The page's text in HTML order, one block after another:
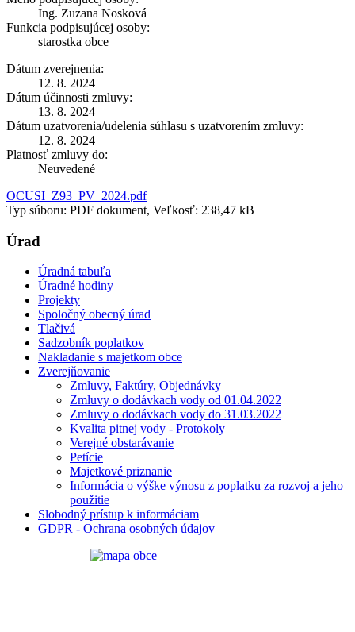
Ing. Zuzana Nosková
Funkcia podpisujúcej osoby:
starostka obce
Dátum zverejnenia:
12. 8. 2024
Dátum účinnosti zmluvy:
13. 8. 2024
Dátum uzatvorenia/udelenia súhlasu s uzatvorením zmluvy:
12. 8. 2024
Platnosť zmluvy do:
Neuvedené
OCUSI_Z93_PV_2024.pdf
Typ súboru: PDF dokument, Veľkosť: 238,47 kB
Úrad
Úradná tabuľa
Úradné hodiny
Projekty
Spoločný obecný úrad
Tlačivá
Sadzobník poplatkov
Nakladanie s majetkom obce
Zverejňovanie
Zmluvy, Faktúry, Objednávky
Zmluvy o dodávkach vody od 01.04.2022
Zmluvy o dodávkach vody do 31.03.2022
Kvalita pitnej vody - Protokoly
Verejné obstarávanie
Petície
Majetkové priznanie
Informácia o výške výnosu z poplatku za rozvoj a jeho
použitie
Slobodný prístup k informáciam
GDPR - Ochrana osobných údajov